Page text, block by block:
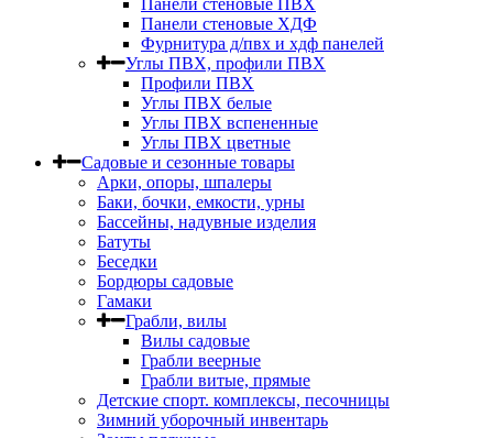
Панели стеновые ПВХ
Панели стеновые ХДФ
Фурнитура д/пвх и хдф панелей
Углы ПВХ, профили ПВХ
Профили ПВХ
Углы ПВХ белые
Углы ПВХ вспененные
Углы ПВХ цветные
Садовые и сезонные товары
Арки, опоры, шпалеры
Баки, бочки, емкости, урны
Бассейны, надувные изделия
Батуты
Беседки
Бордюры садовые
Гамаки
Грабли, вилы
Вилы садовые
Грабли веерные
Грабли витые, прямые
Детские спорт. комплексы, песочницы
Зимний уборочный инвентарь